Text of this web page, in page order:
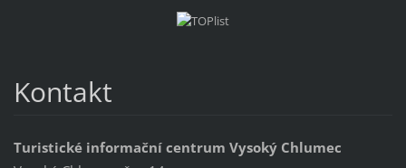
Kontakt
Turistické informační centrum Vysoký Chlumec